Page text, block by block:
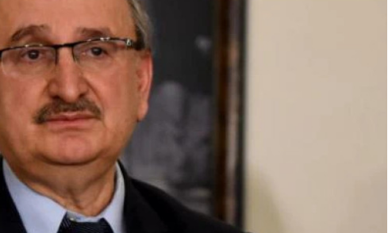
ბიზნესი & ეკონომიკა
Wine Square X Lunatic
ერთმანეთის
მხარდასაჭერად | მცირე
ბიზნესის ჯაჭვი
მობილბანკის მორიგი